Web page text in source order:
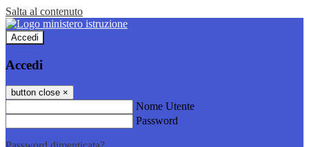
Salta al contenuto
Accedi
Accedi
button close ×
Nome Utente
Password